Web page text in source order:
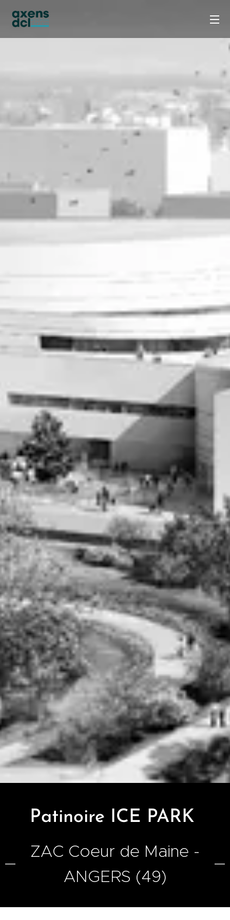
Patinoire ICE PARK
ZAC Coeur de Maine -
ANGERS (49)